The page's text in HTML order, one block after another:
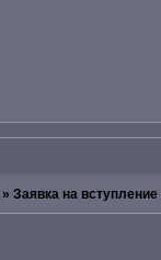
»Заявка на вступление